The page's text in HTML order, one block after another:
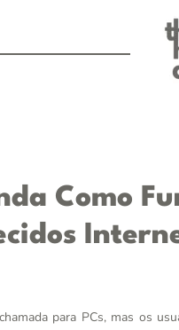
Como
para PCs, mas os